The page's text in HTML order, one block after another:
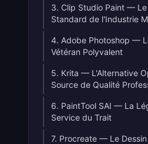
3. Clip Studio Paint — Le
Standard de l'Industrie
4. Adobe Photoshop —
Vétéran Polyvalent
5. Krita — L'Alternative
Source de Qualité
6. PaintTool SAI — La
Service du Trait
7. Procreate — Le